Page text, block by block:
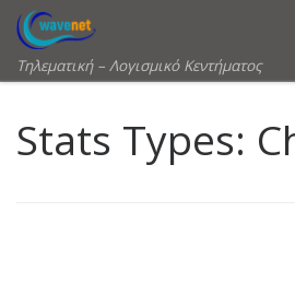
Skip to content
Τηλεματική – Λογισμικό Κεντήματος
Stats Types: